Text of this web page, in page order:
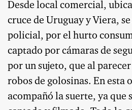
Desde local comercial,
cruce de Uruguay y Viera,
policial, por el hurto
captado por cámaras de
por un sujeto, que al
robos de golosinas. En esta
acompañó la suerte, ya que